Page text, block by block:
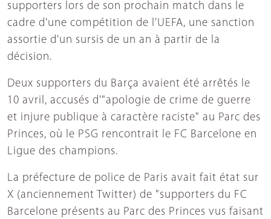
supporters lors de son prochain match dans le
cadre d'une compétition de l'UEFA, une sanction
assortie d'un sursis de un an à partir de la
décision.
Deux supporters du Barça avaient été arrêtés le
10 avril, accusés d'"apologie de crime de guerre
et injure publique à caractère raciste" au Parc des
Princes, où le PSG rencontrait le FC Barcelone en
Ligue des champions.
La préfecture de police de Paris avait fait état sur
X (anciennement Twitter) de "supporters du FC
Barcelone présents au Parc des Princes vus faisant